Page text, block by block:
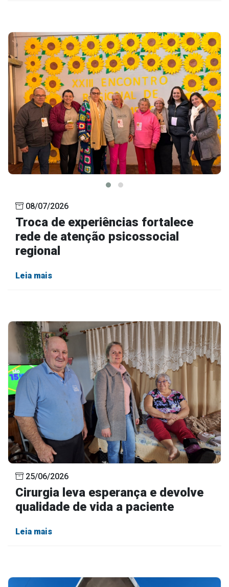
08/07/2026
Troca de experiências fortalece
rede de atenção psicossocial
regional
Leia mais
25/06/2026
Cirurgia leva esperança e devolve
qualidade de vida a paciente
Leia mais